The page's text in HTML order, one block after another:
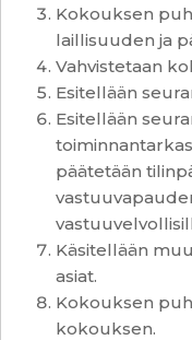
Kokouksen
laillisuuden ja
Vahvistetaan
Esitellään
Esitellään
päätetään
Käsitellään
asiat.
Kokouksen
kokouksen.